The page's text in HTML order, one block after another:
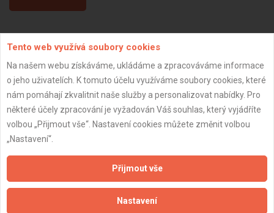
Důležité informace
Zásady pro používání souborů cookie
Tento web využívá soubory cookies
Na našem webu získáváme, ukládáme a zpracováváme informace
o jeho uživatelích. K tomuto účelu využíváme soubory cookies, které
nám pomáhají zkvalitnit naše služby a personalizovat nabídky. Pro
některé účely zpracování je vyžadován Váš souhlas, který vyjádříte
volbou „Přijmout vše“. Nastavení cookies můžete změnit volbou
„Nastavení“.
Přijmout vše
Nastavení